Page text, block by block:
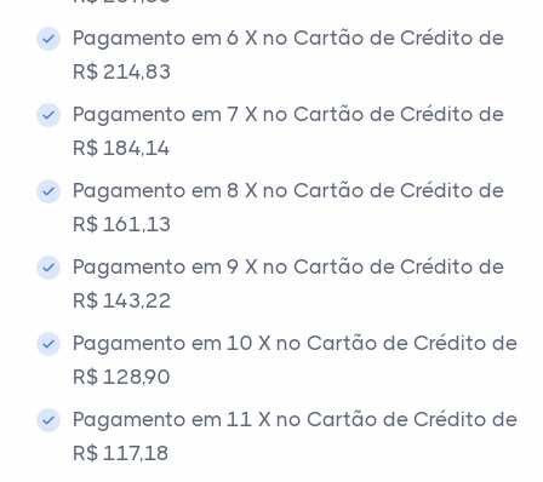
Pagamento em 6 X no Cartão de Crédito de
R$ 214,83
Pagamento em 7 X no Cartão de Crédito de
R$ 184,14
Pagamento em 8 X no Cartão de Crédito de
R$ 161,13
Pagamento em 9 X no Cartão de Crédito de
R$ 143,22
Pagamento em 10 X no Cartão de Crédito de
R$ 128,90
Pagamento em 11 X no Cartão de Crédito de
R$ 117,18